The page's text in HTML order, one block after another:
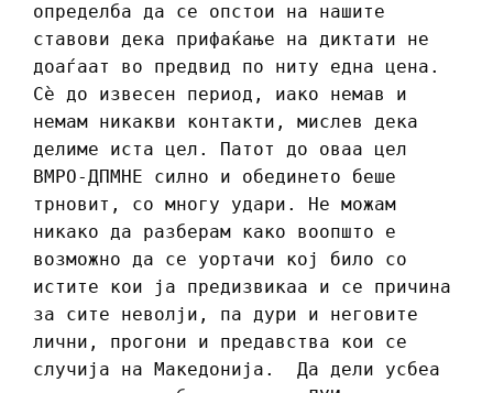
определба да се опстои на нашите
ставови дека прифаќање на диктати не
доаѓаат во предвид по ниту една цена.
Сѐ до извесен период, иако немав и
немам никакви контакти, мислев дека
делиме иста цел. Патот до оваа цел
ВМРО-ДПМНЕ силно и обединето беше
трновит, со многу удари. Не можам
никако да разберам како воопшто е
возможно да се уортачи кој било со
истите кои ја предизвикаа и се причина
за сите неволји, па дури и неговите
лични, прогони и предавства кои се
случија на Македонија. Да дели усбеа